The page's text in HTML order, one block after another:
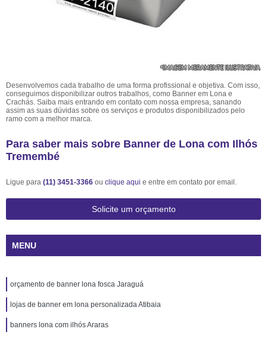
Desenvolvemos cada trabalho de uma forma profissional e objetiva. Com isso,
conseguimos disponibilizar outros trabalhos, como Banner em Lona e
Crachás. Saiba mais entrando em contato com nossa empresa, sanando
assim as suas dúvidas sobre os serviços e produtos disponibilizados pelo
ramo com a melhor marca.
Para saber mais sobre Banner de Lona com Ilhós
Tremembé
Ligue para (11) 3451-3366 ou clique aqui e entre em contato por email.
Solicite um orçamento
MENU
orçamento de banner lona fosca Jaraguá
lojas de banner em lona personalizada Atibaia
banners lona com ilhós Araras